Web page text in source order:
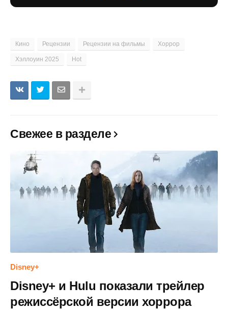
Кино Рецензии Рецензии на фильмы Хоррор
Хэллоуин 2025 Hot
Свежее в разделе
Disney+
Disney+ и Hulu показали трейлер
режиссёрской версии хоррора